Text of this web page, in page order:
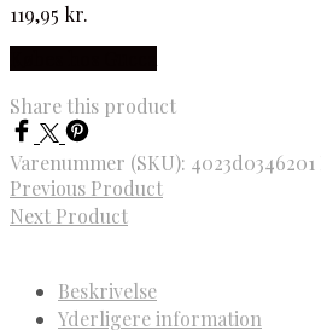
119,95 kr.
Share this product
Varenummer (SKU): 4023d0346201
Previous Product
Next Product
Beskrivelse
Yderligere information